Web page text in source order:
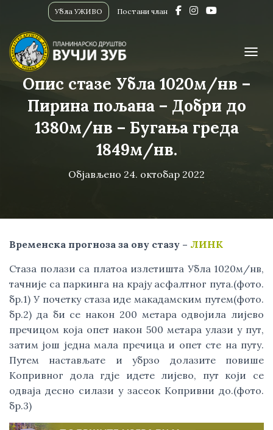
Убла УЖИВО Постани члан
Опис стазе Убла 1020м/нв –
Пирина пољана – Добри до
1380м/нв – Бугања греда
1849м/нв.
Објављено 24. октобар 2022
Временска прогноза за ову стазу – ЛИНК
Стаза полази са платоа излетишта Убла 1020м/нв,
тачније са паркинга на крају асфалтног пута.(фото.
бр.1) У почетку стаза иде макадамским путем(фото.
бр.2) да би се након 200 метара одвојила лијево
пречицом која опет након 500 метара улази у пут,
затим још једна мала пречица и опет сте на путу.
Путем настављате и убрзо долазите повише
Копривног дола гдје идете лијево, пут који се
одваја десно силази у засеок Копривни до.(фото.
бр.3)